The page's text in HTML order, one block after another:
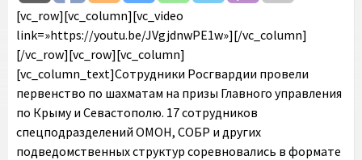
[vc_row][vc_column][vc_video
link=»https://youtu.be/JVgjdnwPE1w»][/vc_column]
[/vc_row][vc_row][vc_column]
[vc_column_text]Сотрудники Росгвардии провели
первенство по шахматам на призы Главного управления
по Крыму и Севастополю. 17 сотрудников
спецподразделений ОМОН, СОБР и других
подведомственных структур соревновались в формате